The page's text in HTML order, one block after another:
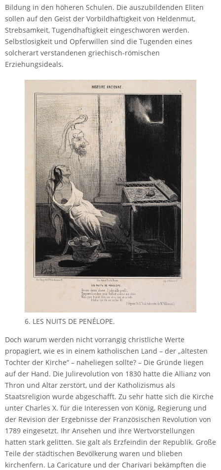
Bildung in den höheren Schulen. Die auszubildenden Eliten
sollen auf den Geist der Vorbildhaftigkeit von Heldenmut,
Strebsamkeit, Tugendhaftigkeit eingeschworen werden.
Selbstlosigkeit und Opferwillen sind die Tugenden eines
solcherart verstandenen griechisch-römischen
Erziehungsideals.
6. LES NUITS DE PENÉLOPE.
Doch warum werden nicht vorrangig christliche Werte
propagiert, wie es in einem katholischen Land – der „ältesten
Tochter der Kirche“ – naheliegen sollte? – Die Gründe liegen
auf der Hand. Die Julirevolution von 1830 hatte die Allianz von
Thron und Altar zerstört, und der Katholizismus als
Staatsreligion wurde abgeschafft. Zu sehr hatte sich die Kirche
unter Charles X. für die Interessen von König, Regierung und
der Revision der Ergebnisse der Französischen Revolution von
1789 eingesetzt. Ihr Ansehen und ihre Wertvorstellungen
hatten stark gelitten. Sie galt als Erzfeindin der Republik. Große
Teile der städtischen Bevölkerung waren und blieben
kirchenfern. La Caricature und der Charivari bekämpften die